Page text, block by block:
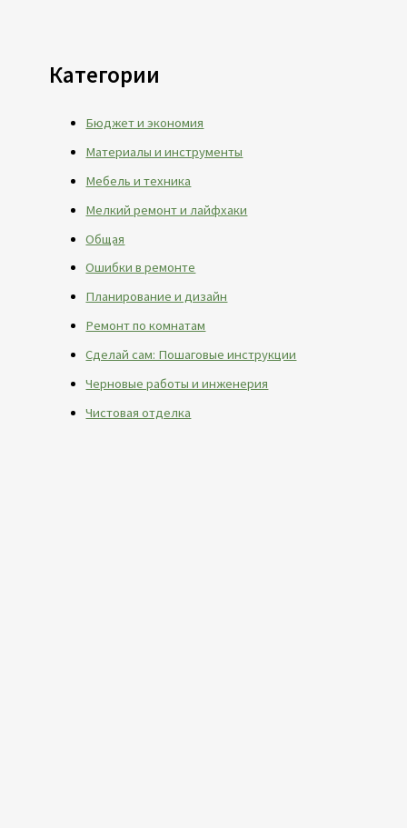
Категории
Бюджет и экономия
Материалы и инструменты
Мебель и техника
Мелкий ремонт и лайфхаки
Общая
Ошибки в ремонте
Планирование и дизайн
Ремонт по комнатам
Сделай сам: Пошаговые инструкции
Черновые работы и инженерия
Чистовая отделка